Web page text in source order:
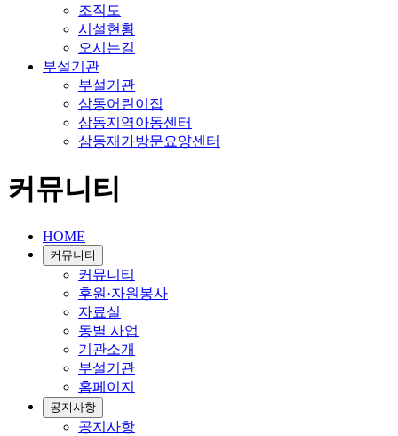
조직도
시설현황
오시는길
부설기관
부설기관
삼동어린이집
삼동지역아동센터
삼동재가방문요양센터
커뮤니티
HOME
커뮤니티
커뮤니티
후원·자원봉사
자료실
동별 사업
기관소개
부설기관
홈페이지
공지사항
공지사항